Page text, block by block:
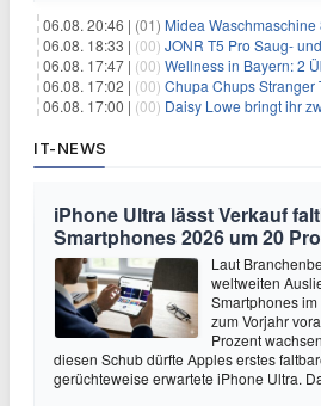
06.08. 20:46 | (01) Midea Waschmaschine 8 kg
06.08. 18:33 | (00) JONR T5 Pro Saug-
06.08. 17:47 | (00) Wellness in Bayern: 2 Übernachtungen im DAS
06.08. 17:02 | (00) Chupa Chups Stranger
06.08. 17:00 | (00) Daisy Lowe bringt ihr
IT-NEWS
iPhone Ultra lässt Verkauf
Smartphones 2026 um 20
Laut
weltweiten
Smartphones
zum Vorjahr
Prozent
diesen Schub dürfte Apples erstes
gerüchteweise erwartete iPhone Ultra.